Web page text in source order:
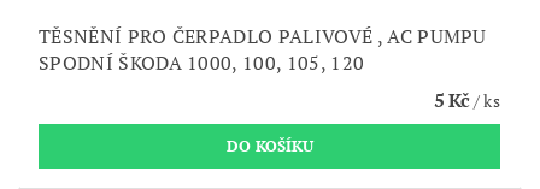
TĚSNĚNÍ PRO ČERPADLO PALIVOVÉ , AC PUMPU
SPODNÍ ŠKODA 1000, 100, 105, 120
5 Kč/ ks